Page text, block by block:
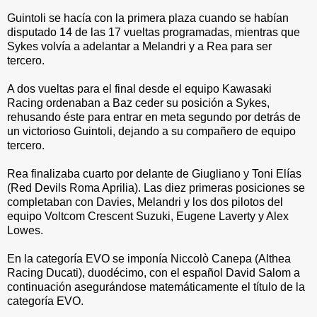
Guintoli se hacía con la primera plaza cuando se habían
disputado 14 de las 17 vueltas programadas, mientras que
Sykes volvía a adelantar a Melandri y a Rea para ser
tercero.
A dos vueltas para el final desde el equipo Kawasaki
Racing ordenaban a Baz ceder su posición a Sykes,
rehusando éste para entrar en meta segundo por detrás de
un victorioso Guintoli, dejando a su compañero de equipo
tercero.
Rea finalizaba cuarto por delante de Giugliano y Toni Elías
(Red Devils Roma Aprilia). Las diez primeras posiciones se
completaban con Davies, Melandri y los dos pilotos del
equipo Voltcom Crescent Suzuki, Eugene Laverty y Alex
Lowes.
En la categoría EVO se imponía Niccolò Canepa (Althea
Racing Ducati), duodécimo, con el español David Salom a
continuación asegurándose matemáticamente el título de la
categoría EVO.